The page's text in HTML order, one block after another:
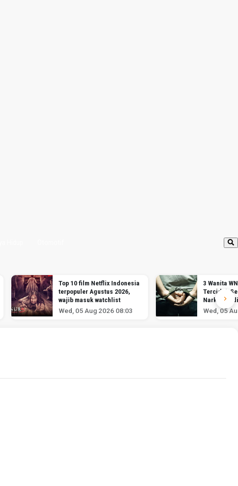
Top 10 film Netflix Indonesia
terpopuler Agustus 2026,
wajib masuk watchlist
Wed, 05 Aug 2026 08:03
3 Wanita
Terciduk
Narkotika
Soekarno-
Wed, 05